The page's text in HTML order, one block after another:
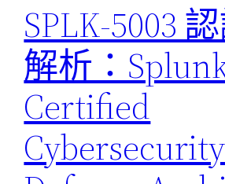
SPLK-5003
解析：
Certified
Cybersecurity